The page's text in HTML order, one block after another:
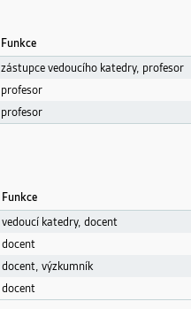
Funkce
zástupce vedoucího katedry, profesor
profesor
profesor
Funkce
vedoucí katedry, docent
docent
docent, výzkumník
docent